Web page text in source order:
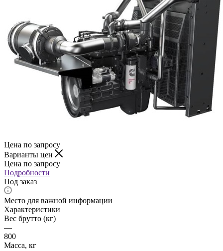
Цена по запросу
Варианты цен
Цена по запросу
Подробности
Под заказ
Место для важной информации
Характеристики
Вес брутто (кг)
—
800
Масса, кг